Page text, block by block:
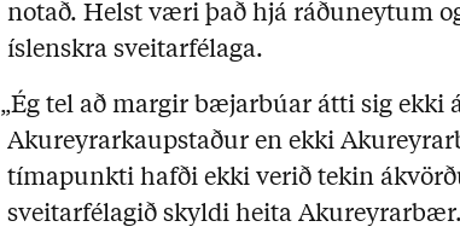
notað. Helst væri það hjá ráðuneytum
íslenskra sveitarfélaga.
„Ég tel að margir bæjarbúar átti sig
Akureyrarkaupstaður en ekki
tímapunkti hafði ekki verið tekin
sveitarfélagið skyldi heita Akureyrarbær.